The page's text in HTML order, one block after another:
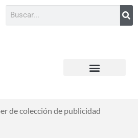
de colección de publicidad